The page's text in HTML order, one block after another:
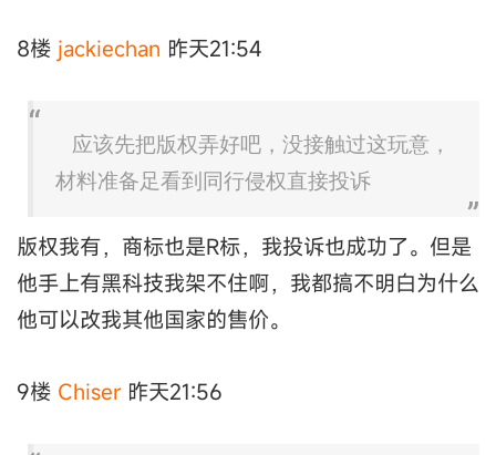
8楼 jackiechan 昨天21:54
应该先把版权弄好吧，没接触过这玩意，
材料准备足看到同行侵权直接投诉
版权我有，商标也是R标，我投诉也成功了。但是
他手上有黑科技我架不住啊，我都搞不明白为什么
他可以改我其他国家的售价。
9楼 Chiser 昨天21:56